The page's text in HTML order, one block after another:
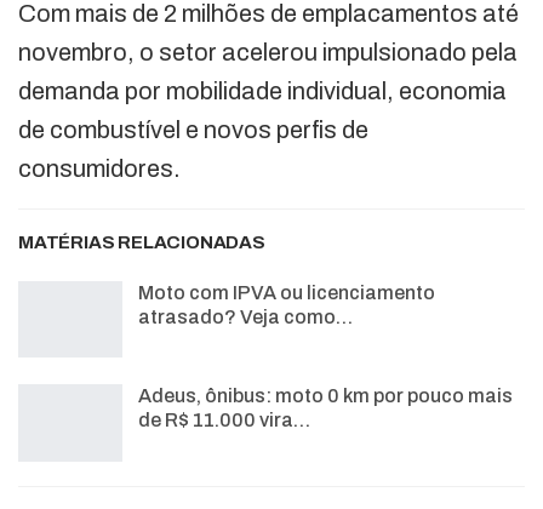
Com mais de 2 milhões de emplacamentos até
novembro, o setor acelerou impulsionado pela
demanda por mobilidade individual, economia
de combustível e novos perfis de
consumidores.
MATÉRIAS RELACIONADAS
Moto com IPVA ou licenciamento
atrasado? Veja como…
Adeus, ônibus: moto 0 km por pouco mais
de R$ 11.000 vira…